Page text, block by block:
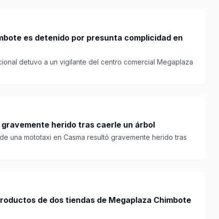
es detenido por presunta complicidad en
detuvo a un vigilante del centro comercial Megaplaza
herido tras caerle un árbol
una mototaxi en Casma resultó gravemente herido tras
de dos tiendas de Megaplaza Chimbote